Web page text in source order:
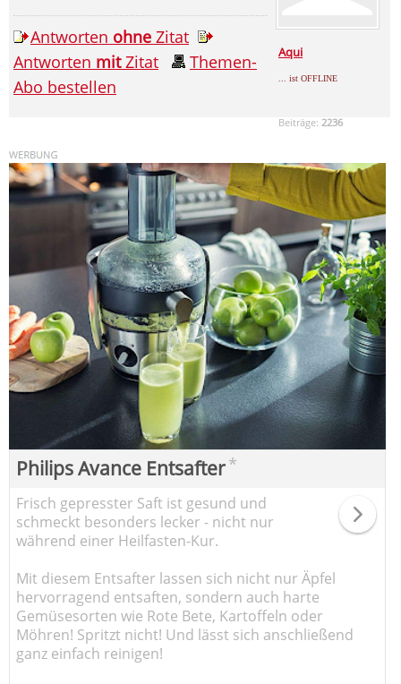
Aqui
... ist OFFLINE
Beiträge: 2236
Antworten ohne Zitat
Antworten mitZitat
Themen-
Abo bestellen
Philips Avance Entsafter*
Frisch gepresster Saft ist gesund und
schmeckt besonders lecker - nicht nur
während einer Heilfasten-Kur.
Mit diesem Entsafter lassen sich nicht nur Äpfel
hervorragend entsaften, sondern auch harte
Gemüsesorten wie Rote Bete, Kartoffeln oder
Möhren! Spritzt nicht! Und lässt sich anschließend
ganz einfach reinigen!